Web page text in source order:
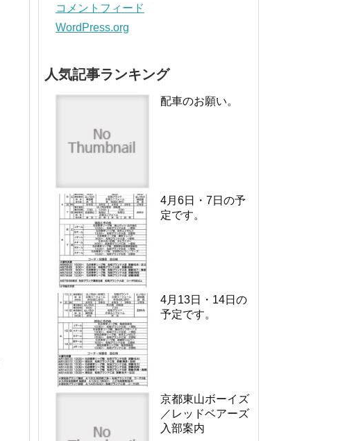
コメントフィード
WordPress.org
人気記事ランキング
配車のお願い。
4月6日・7日の予
定です。
4月13日・14日の
予定です。
京都東山ボーイズ
／レッドベアーズ
入部案内